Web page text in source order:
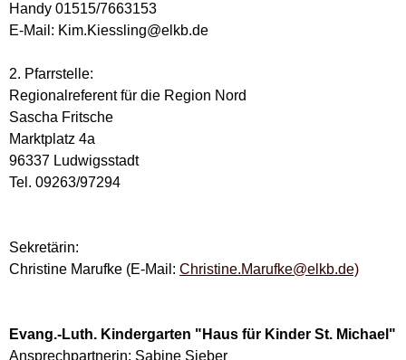
Handy 01515/7663153
E-Mail: Kim.Kiessling@elkb.de
2. Pfarrstelle:
Regionalreferent für die Region Nord
Sascha Fritsche
Marktplatz 4a
96337 Ludwigsstadt
Tel. 09263/97294
Sekretärin:
Christine Marufke (E-Mail: Christine.Marufke@elkb.de)
Evang.-Luth. Kindergarten "Haus für Kinder St. Michael"
Ansprechpartnerin: Sabine Sieber